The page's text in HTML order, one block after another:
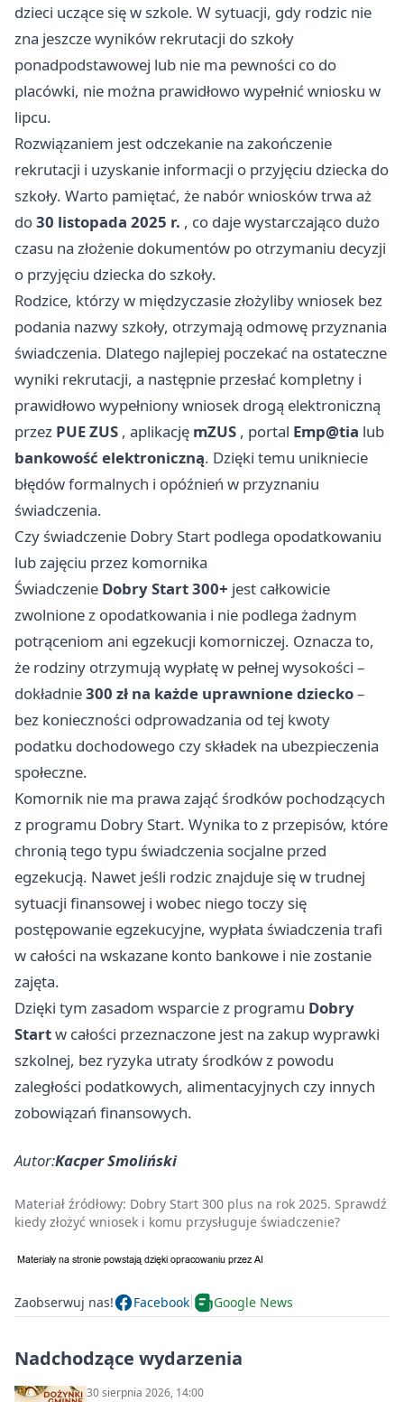
dzieci uczące się w szkole. W sytuacji, gdy rodzic nie
zna jeszcze wyników rekrutacji do szkoły
ponadpodstawowej lub nie ma pewności co do
placówki, nie można prawidłowo wypełnić wniosku w
lipcu.
Rozwiązaniem jest odczekanie na zakończenie
rekrutacji i uzyskanie informacji o przyjęciu dziecka do
szkoły. Warto pamiętać, że nabór wniosków trwa aż
do30 listopada 2025 r. , co daje wystarczająco dużo
czasu na złożenie dokumentów po otrzymaniu decyzji
o przyjęciu dziecka do szkoły.
Rodzice, którzy w międzyczasie złożyliby wniosek bez
podania nazwy szkoły, otrzymają odmowę przyznania
świadczenia. Dlatego najlepiej poczekać na ostateczne
wyniki rekrutacji, a następnie przesłać kompletny i
prawidłowo wypełniony wniosek drogą elektroniczną
przez PUE ZUS , aplikację mZUS , portal Emp@tia lub
bankowość elektroniczną. Dzięki temu unikniecie
błędów formalnych i opóźnień w przyznaniu
świadczenia.
Czy świadczenie Dobry Start podlega opodatkowaniu
lub zajęciu przez komornika
Świadczenie Dobry Start 300+ jest całkowicie
zwolnione z opodatkowania i nie podlega żadnym
potrąceniom ani egzekucji komorniczej. Oznacza to,
że rodziny otrzymują wypłatę w pełnej wysokości –
dokładnie300 zł na każde uprawnione dziecko–
bez konieczności odprowadzania od tej kwoty
podatku dochodowego czy składek na ubezpieczenia
społeczne.
Komornik nie ma prawa zająć środków pochodzących
z programu Dobry Start. Wynika to z przepisów, które
chronią tego typu świadczenia socjalne przed
egzekucją. Nawet jeśli rodzic znajduje się w trudnej
sytuacji finansowej i wobec niego toczy się
postępowanie egzekucyjne, wypłata świadczenia trafi
w całości na wskazane konto bankowe i nie zostanie
zajęta.
Dzięki tym zasadom wsparcie z programu Dobry
Startw całości przeznaczone jest na zakup wyprawki
szkolnej, bez ryzyka utraty środków z powodu
zaległości podatkowych, alimentacyjnych czy innych
zobowiązań finansowych.
Autor:Kacper Smoliński
Materiał źródłowy: Dobry Start 300 plus na rok 2025. Sprawdź
kiedy złożyć wniosek i komu przysługuje świadczenie?
Zaobserwuj nas! Facebook Google News
Nadchodzące wydarzenia
30 sierpnia 2026, 14:00